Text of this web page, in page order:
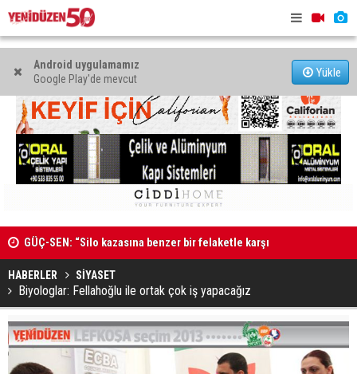
Android uygulamamız
Google Play'de mevcut
Yükle
GÜÇ-SEN: “Silo kazasına benzer bir felaketle karşı
karşıya kalınmaması adına harekete geçtik
MAHKEME İLANI
HABERLER SİYASET
Biyologlar: Fellahoğlu ile ortak çok iş yapacağız